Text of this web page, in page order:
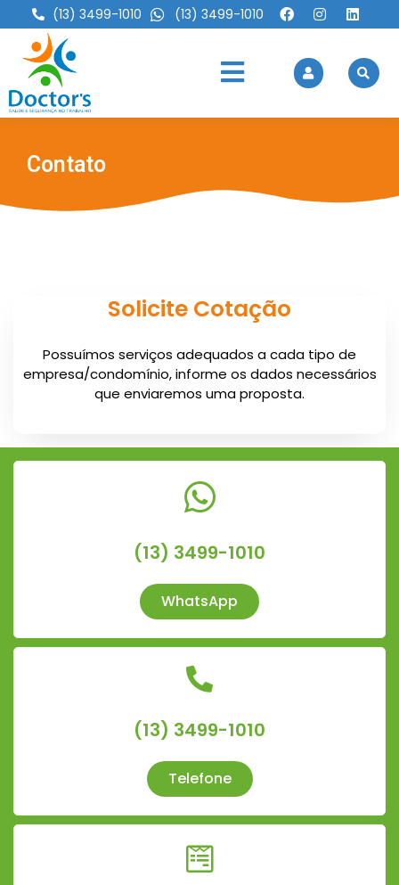
(13) 3499-1010 (13) 3499-1010
Contato
Solicite Cotação
Possuí­mos serviços adequados a cada tipo de
empresa/condomí­nio, informe os dados necessários
que enviaremos uma proposta.
(13) 3499-1010
WhatsApp
(13) 3499-1010
Telefone